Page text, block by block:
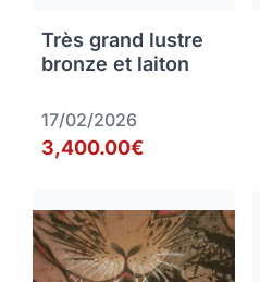
Très grand lustre
bronze et laiton
17/02/2026
3,400.00€